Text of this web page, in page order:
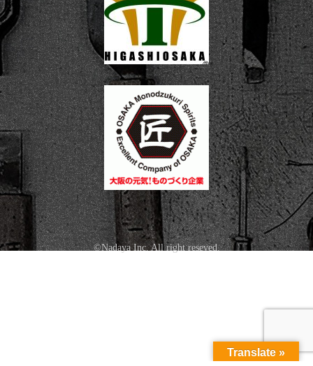
©Nadaya Inc. All right reseved.
Translate »